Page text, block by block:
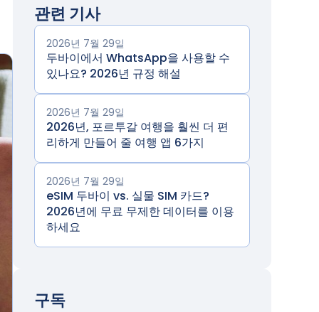
관련 기사
2026년 7월 29일
두바이에서 WhatsApp을 사용할 수
있나요? 2026년 규정 해설
2026년 7월 29일
2026년, 포르투갈 여행을 훨씬 더 편
리하게 만들어 줄 여행 앱 6가지
2026년 7월 29일
eSIM 두바이 vs. 실물 SIM 카드?
2026년에 무료 무제한 데이터를 이용
하세요
구독